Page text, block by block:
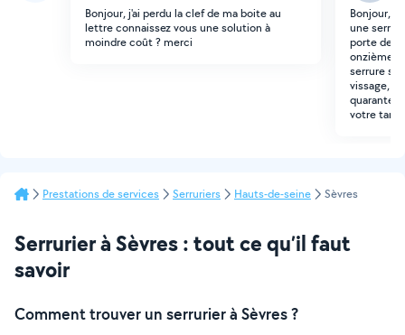
Bonjour, j'ai perdu la clef de ma boite au
lettre connaissez vous une solution à
moindre coût ? merci
Bonjour,
une
porte de
onzième
serrure
vissage,
quarante-
votre tarif
Prestations de services Serruriers Hauts-de-seine Sèvres
Serrurier à Sèvres : tout ce qu’il faut
savoir
Comment trouver un serrurier à Sèvres ?